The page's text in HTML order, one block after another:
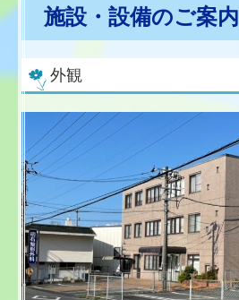
診療内容
リハビリ
予防接種
自由診療
施設・設備紹介
アクセス
施設・設備のご案内
外観